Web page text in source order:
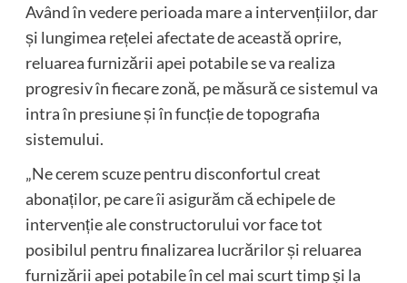
Având în vedere perioada mare a intervențiilor, dar
și lungimea rețelei afectate de această oprire,
reluarea furnizării apei potabile se va realiza
progresiv în fiecare zonă, pe măsură ce sistemul va
intra în presiune și în funcție de topografia
sistemului.
„Ne cerem scuze pentru disconfortul creat
abonaților, pe care îi asigurăm că echipele de
intervenție ale constructorului vor face tot
posibilul pentru finalizarea lucrărilor și reluarea
furnizării apei potabile în cel mai scurt timp și la